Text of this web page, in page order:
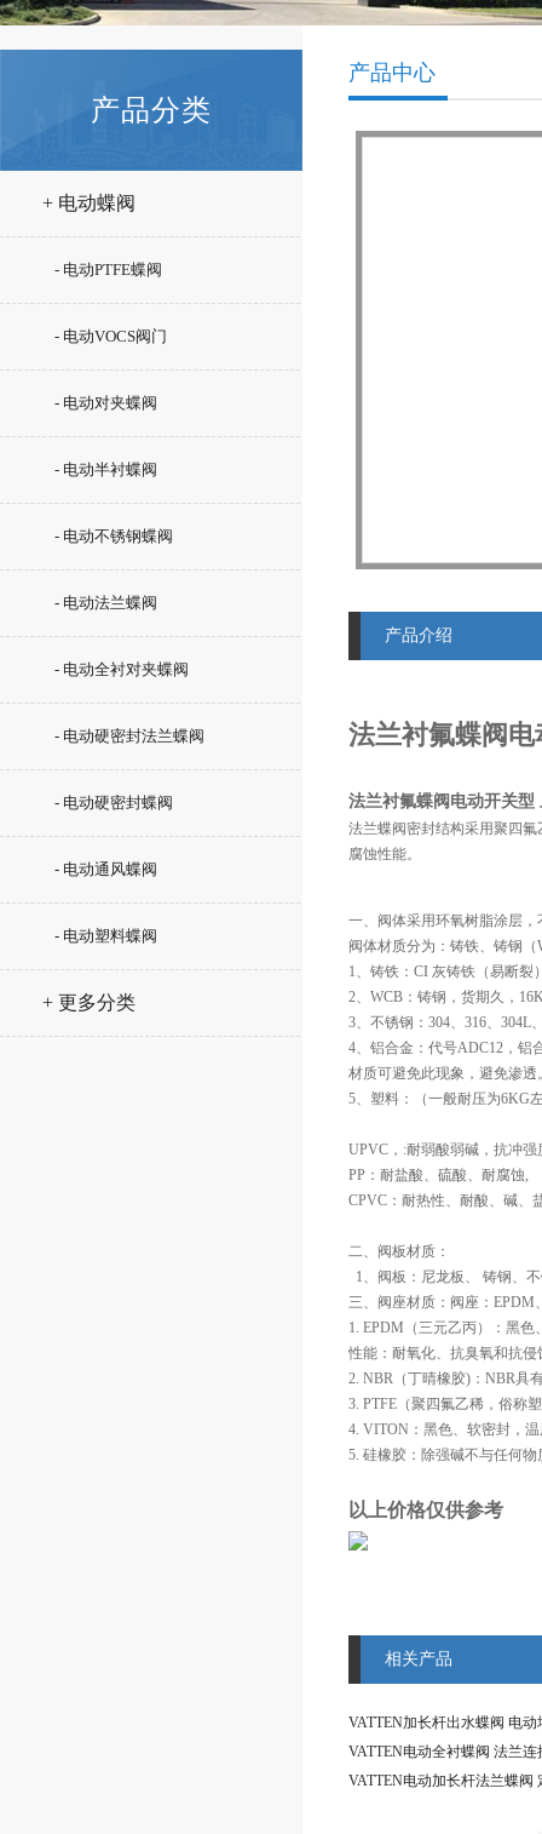
产品分类
+ 电动蝶阀
- 电动PTFE蝶阀
- 电动VOCS阀门
- 电动对夹蝶阀
- 电动半衬蝶阀
- 电动不锈钢蝶阀
- 电动法兰蝶阀
- 电动全衬对夹蝶阀
- 电动硬密封法兰蝶阀
- 电动硬密封蝶阀
- 电动通风蝶阀
- 电动塑料蝶阀
+ 更多分类
产品中心
产品介绍
法兰衬氟蝶阀
法兰衬氟蝶阀电动开关型
法兰蝶阀密封结构采用聚四
腐蚀性能。
一、阀体采用环氧树脂涂层，
阀体材质分为：铸铁、铸钢
1、铸铁：CI 灰铸铁（易断
2、WCB：铸钢，货期久，
3、不锈钢：304、316、304L
4、铝合金：代号ADC12，铝
材质可避免此现象，避免渗透
5、塑料：（一般耐压为6KG
UPVC，:耐弱酸弱碱，抗冲
PP：耐盐酸、硫酸、耐腐蚀,
CPVC：耐热性、耐酸、碱、
二、阀板材质：
1、阀板：尼龙板、 铸钢、
三、阀座材质：阀座：EPDM
1. EPDM（三元乙丙）：黑
性能：耐氧化、抗臭氧和抗
2. NBR（丁晴橡胶)：NBR具
3. PTFE（聚四氟乙稀，俗称
4. VITON：黑色、软密封，
5. 硅橡胶：除强碱不与任何物
以上价格仅供参考
相关产品